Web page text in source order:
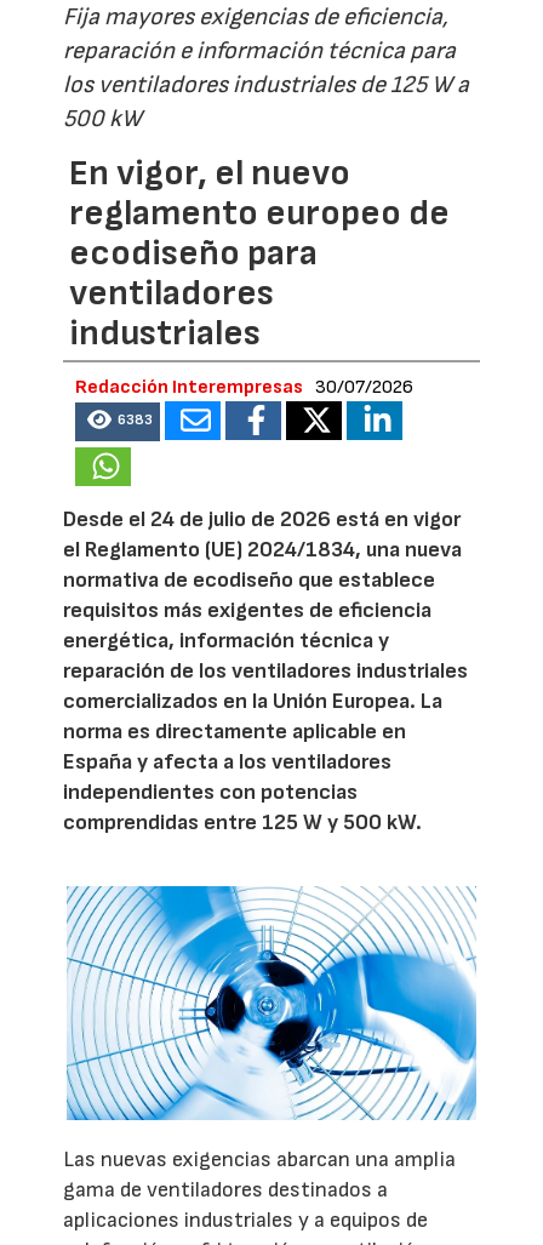
Fija mayores exigencias de eficiencia,
reparación e información técnica para
los ventiladores industriales de 125 W a
500 kW
En vigor, el nuevo
reglamento europeo de
ecodiseño para
ventiladores
industriales
Redacción Interempresas 30/07/2026
6383
Desde el 24 de julio de 2026 está en vigor
el Reglamento (UE) 2024/1834, una nueva
normativa de ecodiseño que establece
requisitos más exigentes de eficiencia
energética, información técnica y
reparación de los ventiladores industriales
comercializados en la Unión Europea. La
norma es directamente aplicable en
España y afecta a los ventiladores
independientes con potencias
comprendidas entre 125 W y 500 kW.
Las nuevas exigencias abarcan una amplia
gama de ventiladores destinados a
aplicaciones industriales y a equipos de